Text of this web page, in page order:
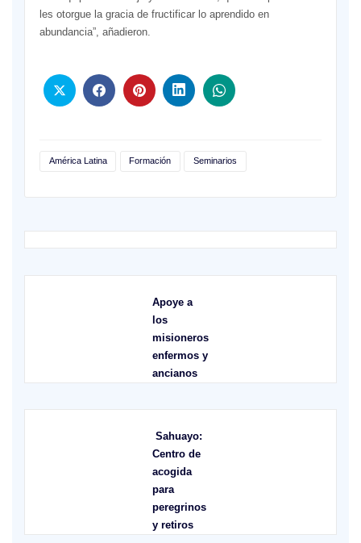
les otorgue la gracia de fructificar lo aprendido en
abundancia”, añadieron.
América Latina Formación Seminarios
Apoye a
los
misioneros
enfermos y
ancianos
Sahuayo:
Centro de
acogida
para
peregrinos
y retiros